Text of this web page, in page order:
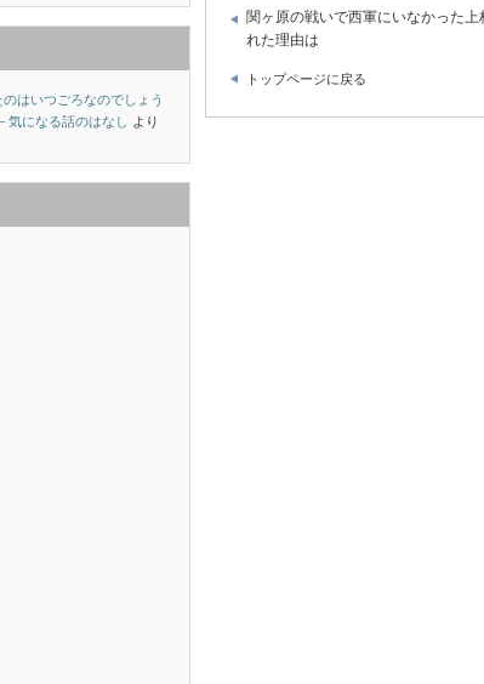
関ヶ原の戦いで西軍にいなかった上
れた理由は
トップページに戻る
はいつごろなのでしょう
気になる話のはなし より